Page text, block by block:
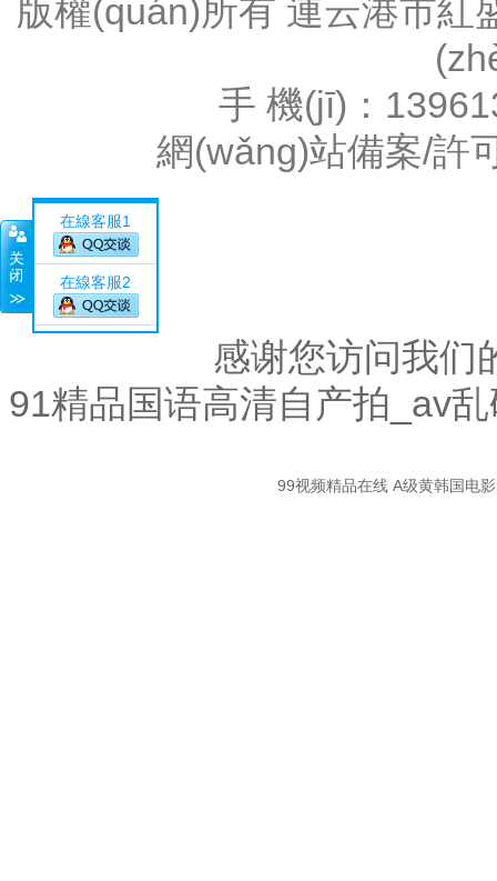
版權(quán)所有 連云港市紅
手 機(jī)：
網(wǎng)站備案/許
在線客服1
在線客服2
感谢您访问我们
91精品国语高清自产拍_av
99视频精品在线 A级黄韩国电